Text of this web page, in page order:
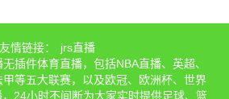
友情链接：
jrs直播
插件体育直播，包括NBA直播、英超、
等五大联赛，以及欧冠、欧洲杯、世界
24小时不间断为大家实时提供足球、篮